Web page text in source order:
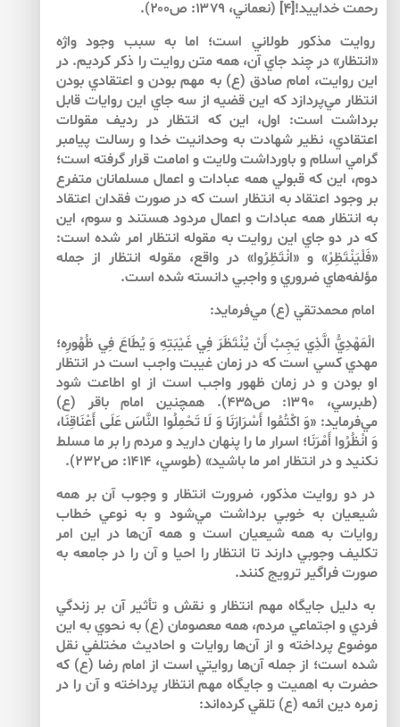
رحمت خداييد![۴] (نعماني، ۱۳۷۹: ص۲۰۰).
روايت مذكور طولاني است؛ اما به سبب وجود واژه
«انتظار» در چند جاي آن، همه متن روايت را ذكر كرديم. در
اين روايت، امام صادق (ع) به مهم بودن و اعتقادي بودن
انتظار مي‌‌پردازد كه اين قضيه از سه جاي اين روايات قابل
برداشت است: اول، اين كه انتظار در رديف مقولات
اعتقادي، نظير شهادت به وحدانيت خدا و رسالت پيامبر
گرامي اسلام و باورداشت ولايت و امامت قرار گرفته است؛
دوم، اين كه قبولي همه عبادات و اعمال مسلمانان متفرع
بر وجود اعتقاد به انتظار است كه در صورت فقدان اعتقاد
به انتظار همه عبادات و اعمال مردود هستند و سوم، اين
كه در دو جاي اين روايت به مقوله انتظار امر شده است:
«فَلْيَنْتَظِرْ» و «انْتَظِرُوا» در واقع، مقوله انتظار از جمله
مؤلفه‌هاي ضروري و واجبي دانسته شده است.
امام محمدتقي (ع) مي‌‌فرمايد:
الْمَهْدِيُّ الَّذِي يَجِبُ‏ أَنْ‏ يُنْتَظَرَ فِي غَيْبَتِهِ وَ يُطَاعَ فِي ظُهُورِه؛
مهدي كسي است كه در زمان غيبت واجب است در انتظار
او بودن و در زمان ظهور واجب است از او اطاعت شود
(طبرسي، ۱۳۹۰: ص۴۳۵). همچنين امام باقر (ع)
مي‌‌فرمايد: «وَ اكْتُمُوا أَسْرَارَنَا وَ لَا تَحْمِلُوا النَّاسَ عَلَى أَعْنَاقِنَا،
وَ انْظُرُوا أَمْرَنَا؛ اسرار ما را پنهان داريد و مردم را بر ما مسلط
نكنيد و در انتظار امر ما باشيد» (طوسي، ۱۴۱۴: ص۲۳۲).
در دو روايت مذكور، ضرورت انتظار و وجوب آن بر همه
شيعيان به خوبي برداشت مي‌‌شود و به نوعي خطاب
روايات به همه شيعيان است و همه آن‌‌ها در اين امر
تكليف وجوبي دارند تا انتظار را احيا و آن را در جامعه به
صورت فراگير ترويج كنند.
به دليل جايگاه مهم انتظار و نقش و تأثير آن بر زندگي
فردي و اجتماعي مردم، همه معصومان (ع) به نحوي به اين
موضوع پرداخته و از آن‌‌ها روايات و احاديث مختلفي نقل
شده است؛ از جمله آن‌‌ها روايتي است از امام رضا (ع) كه
حضرت به اهميت و جايگاه مهم انتظار پرداخته و آن را در
زمره دين ائمه (ع) تلقي كرده‌اند: